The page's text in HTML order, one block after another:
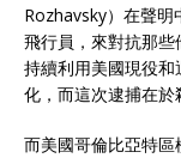
Rozhavsky）在聲明
飛行員，來對抗那
持續利用美國現役
化，而這次逮捕在於
而美國哥倫比亞特